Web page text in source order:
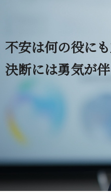
不安は何の役にも
決断には勇気が伴